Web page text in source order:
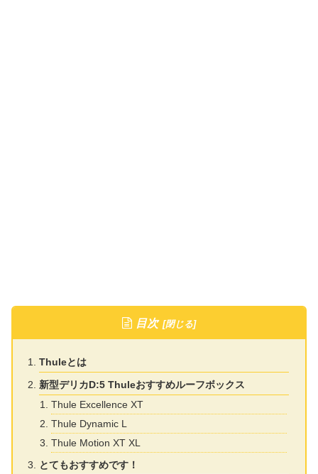
目次
Thuleとは
新型デリカD:5 Thuleおすすめルーフボックス
Thule Excellence XT
Thule Dynamic L
Thule Motion XT XL
とてもおすすめです！